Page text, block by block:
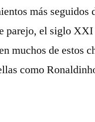
más seguidos
parejo, el siglo
muchos de estos
como